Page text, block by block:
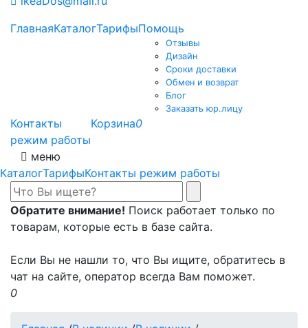
ГлавнаяКаталогТарифыПомощь
Отзывы
Дизайн
Сроки доставки
Обмен и возврат
Блог
Заказать юр.лицу
Контакты
режим работы
Корзина0
меню
КаталогТарифыКонтакты режим работы
Обратите внимание! Поиск работает только по
товарам, которые есть в базе сайта.
Если Вы не нашли то, что Вы ищите, обратитесь в
чат на сайте, оператор всегда Вам поможет.
0